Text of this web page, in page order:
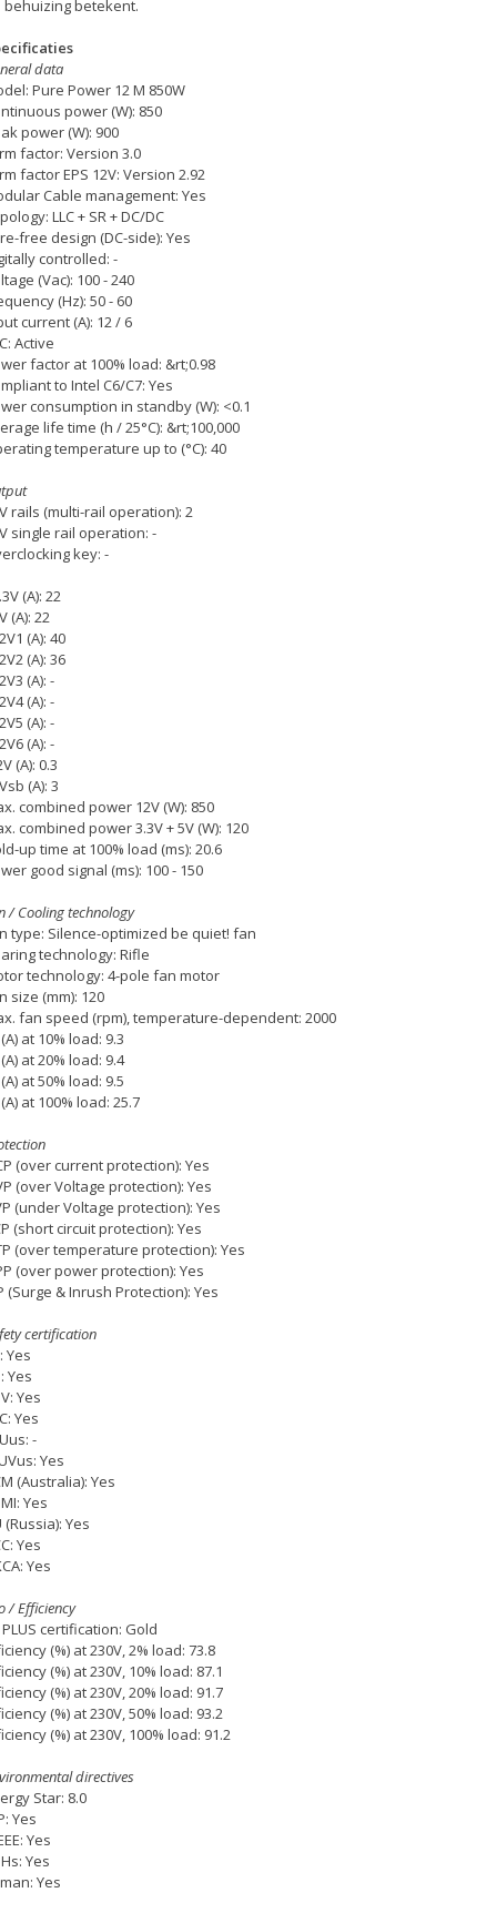
behuizing betekent.
data
Pure Power 12 M 850W
power (W): 850
power (W): 900
factor: Version 3.0
factor EPS 12V: Version 2.92
Cable management: Yes
LLC + SR + DC/DC
free design (DC-side): Yes
controlled: -
(Vac): 100 - 240
(Hz): 50 - 60
current (A): 12 / 6
Active
factor at 100% load: &rt;0.98
to Intel C6/C7: Yes
consumption in standby (W): <0.1
life time (h / 25°C): &rt;100,000
temperature up to (°C): 40
rails (multi-rail operation): 2
single rail operation: -
key: -
(A): 22
(A): 22
(A): 40
(A): 36
(A): -
(A): -
(A): -
(A): -
(A): 0.3
(A): 3
combined power 12V (W): 850
combined power 3.3V + 5V (W): 120
up time at 100% load (ms): 20.6
good signal (ms): 100 - 150
/ Cooling technology
type: Silence-optimized be quiet! fan
technology: Rifle
technology: 4-pole fan motor
size (mm): 120
fan speed (rpm), temperature-dependent: 2000
at 10% load: 9.3
at 20% load: 9.4
at 50% load: 9.5
at 100% load: 25.7
(over current protection): Yes
(over Voltage protection): Yes
(under Voltage protection): Yes
(short circuit protection): Yes
(over temperature protection): Yes
(over power protection): Yes
(Surge & Inrush Protection): Yes
certification
Yes
Yes
Yes
Yes
-
Yes
(Australia): Yes
Yes
(Russia): Yes
Yes
Yes
/ Efficiency
PLUS certification: Gold
(%) at 230V, 2% load: 73.8
(%) at 230V, 10% load: 87.1
(%) at 230V, 20% load: 91.7
(%) at 230V, 50% load: 93.2
(%) at 230V, 100% load: 91.2
directives
Star: 8.0
Yes
Yes
Yes
Yes